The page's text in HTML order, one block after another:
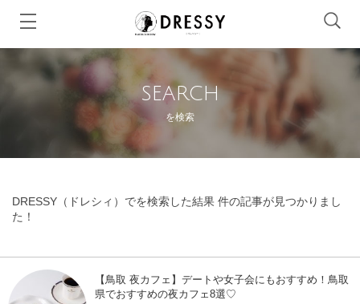
SEARCH
を検索
DRESSY（ドレシィ）でを検索した結果 件の記事が見つかりまし
た！
【鳥取 夜カフェ】デートや女子会にもおすすめ！鳥取
県でおすすめの夜カフェ8選♡